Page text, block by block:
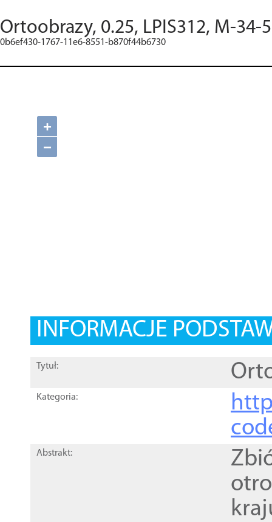
Ortoobrazy, 0.25, LPIS312, M-34-
0b6ef430-1767-11e6-8551-b870f44b6730
+
−
INFORMACJE
Tytuł:
Kategoria:
Abstrakt: